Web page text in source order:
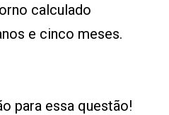
calculado
e cinco meses.
para essa questão!